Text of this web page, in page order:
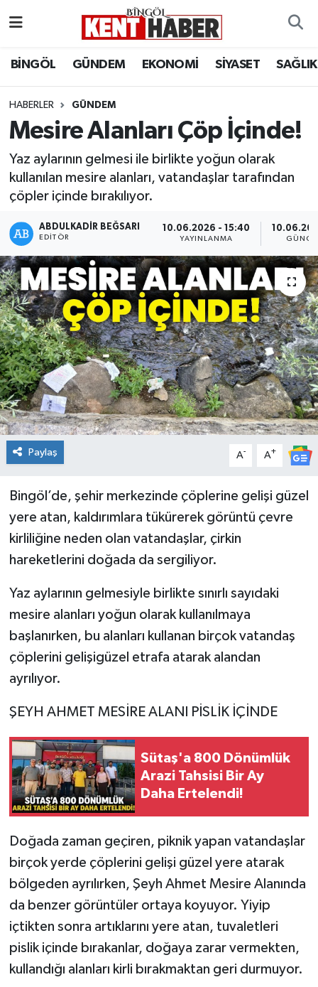
BİNGÖL GÜNDEM EKONOMİ SİYASET SAĞLIK
HABERLER GÜNDEM
Mesire Alanları Çöp İçinde!
Yaz aylarının gelmesi ile birlikte yoğun olarak
kullanılan mesire alanları, vatandaşlar tarafından
çöpler içinde bırakılıyor.
ABDULKADIR BEĞSARI
EDITÖR
10.06.2026 - 15:40
YAYINLANMA
Paylaş A- A+
Bingöl’de, şehir merkezinde çöplerine gelişi güzel
yere atan, kaldırımlara tükürerek görüntü çevre
kirliliğine neden olan vatandaşlar, çirkin
hareketlerini doğada da sergiliyor.
Yaz aylarının gelmesiyle birlikte sınırlı sayıdaki
mesire alanları yoğun olarak kullanılmaya
başlanırken, bu alanları kullanan birçok vatandaş
çöplerini gelişigüzel etrafa atarak alandan
ayrılıyor.
ŞEYH AHMET MESİRE ALANI PİSLİK İÇİNDE
Sütaş'a 800 Dönümlük
Arazi Tahsisi Bir Ay
Daha Ertelendi!
Doğada zaman geçiren, piknik yapan vatandaşlar
birçok yerde çöplerini gelişi güzel yere atarak
bölgeden ayrılırken, Şeyh Ahmet Mesire Alanında
da benzer görüntüler ortaya koyuyor. Yiyip
içtikten sonra artıklarını yere atan, tuvaletleri
pislik içinde bırakanlar, doğaya zarar vermekten,
kullandığı alanları kirli bırakmaktan geri durmuyor.
BİLİM-TEKNOLOJİ
DÜNYA
EĞİTİM
EKONOMİ
GENÇ
GÜNDEM
KARLIOVA
KİĞI
MERKEZ
RESMİ İLANLAR
SAĞLIK
SİYASET
SOLHAN
SPOR
YAYLADERE
YEDİSU
Bingöl Hava Durumu
Bingöl Namaz Vakitleri
Bingöl Trafik Yoğunluk Haritası
Süper Lig Puan Durumu ve Fikstür
Tüm Manşetler
Son Dakika Haberleri
Haber Arşivi